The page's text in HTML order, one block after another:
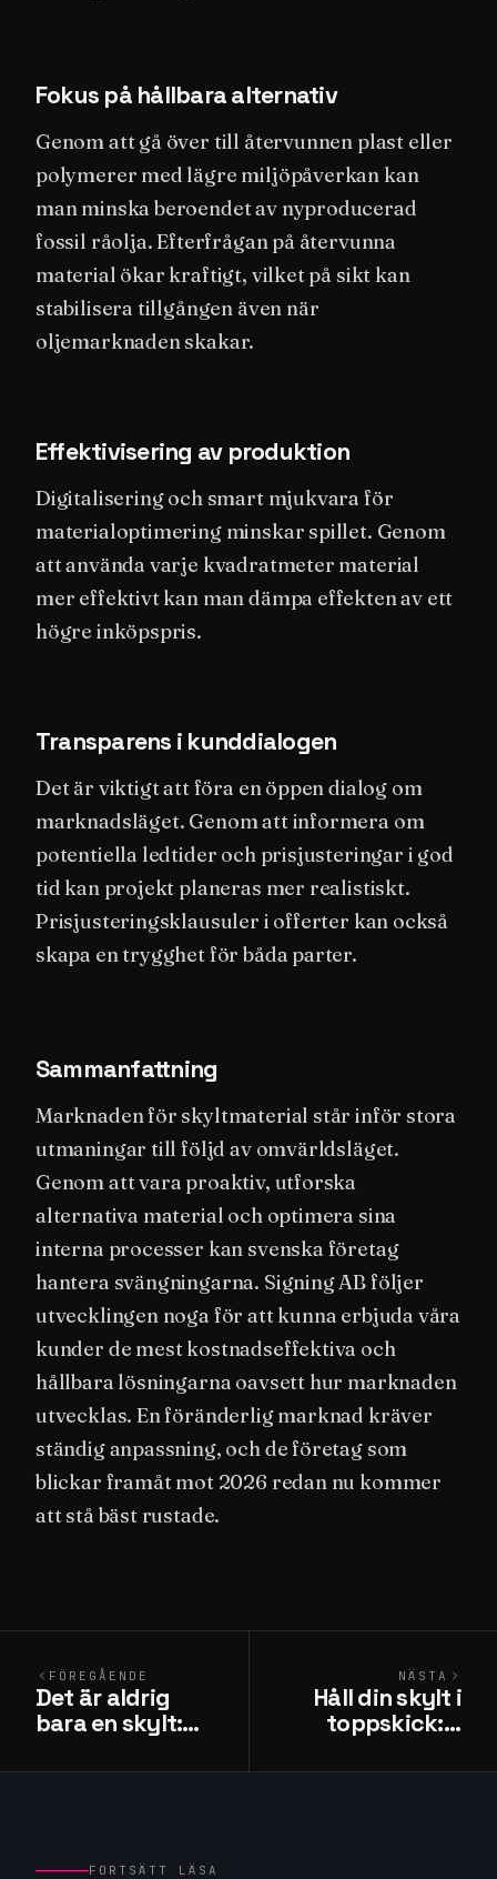
Fokus på hållbara alternativ
Genom att gå över till återvunnen plast eller
polymerer med lägre miljöpåverkan kan
man minska beroendet av nyproducerad
fossil råolja. Efterfrågan på återvunna
material ökar kraftigt, vilket på sikt kan
stabilisera tillgången även när
oljemarknaden skakar.
Effektivisering av produktion
Digitalisering och smart mjukvara för
materialoptimering minskar spillet. Genom
att använda varje kvadratmeter material
mer effektivt kan man dämpa effekten av ett
högre inköpspris.
Transparens i kunddialogen
Det är viktigt att föra en öppen dialog om
marknadsläget. Genom att informera om
potentiella ledtider och prisjusteringar i god
tid kan projekt planeras mer realistiskt.
Prisjusteringsklausuler i offerter kan också
skapa en trygghet för båda parter.
Sammanfattning
Marknaden för skyltmaterial står inför stora
utmaningar till följd av omvärldsläget.
Genom att vara proaktiv, utforska
alternativa material och optimera sina
interna processer kan svenska företag
hantera svängningarna. Signing AB följer
utvecklingen noga för att kunna erbjuda våra
kunder de mest kostnadseffektiva och
hållbara lösningarna oavsett hur marknaden
utvecklas. En föränderlig marknad kräver
ständig anpassning, och de företag som
blickar framåt mot 2026 redan nu kommer
att stå bäst rustade.
FÖREGÅENDE
Det är aldrig
bara en skylt:
budskapet
NÄSTA
Håll din skylt i
toppskick: 5
hållbarhet
FORTSÄTT LÄSA